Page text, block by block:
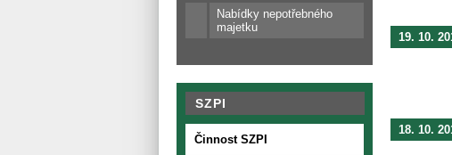
Nabídky nepotřebného
majetku
SZPI
Činnost SZPI
19. 10.
18. 10.